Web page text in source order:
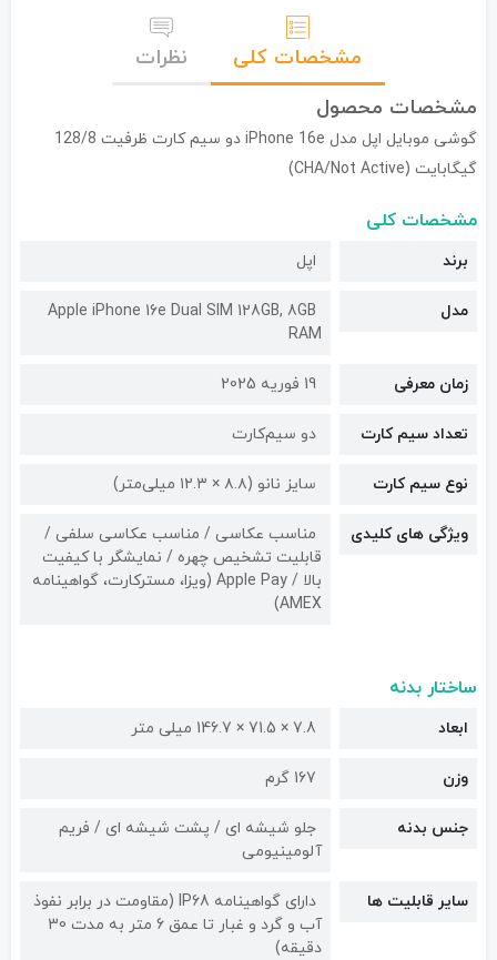
مشخصات کلی
نظرات
مشخصات محصول
گوشی موبایل اپل مدل iPhone 16e دو سیم کارت ظرفیت 128/8
گیگابایت (CHA/Not Active)
مشخصات کلی
برند اپل
مدل
Apple iPhone 16e Dual SIM 128GB, 8GB
RAM
زمان معرفی 19 فوریه 2025
تعداد سیم کارت دو سیم‌کارت
نوع سیم کارت سایز نانو (۸.۸ × ۱۲.۳ میلی‌متر)
ویژگی های کلیدی
مناسب عکاسی / مناسب عکاسی سلفی /
قابلیت تشخیص چهره / نمایشگر با کیفیت
بالا / Apple Pay (ویزا، مسترکارت، گواهینامه
AMEX)
ساختار بدنه
ابعاد 7.8 × 71.5 × 146.7 میلی متر
وزن 167 گرم
جنس بدنه
جلو شیشه ای / پشت شیشه ای / فریم
آلومینیومی
سایر قابلیت ها
دارای گواهینامه IP68 (مقاومت در برابر نفوذ
آب و گرد و غبار تا عمق 6 متر به مدت 30
دقیقه)